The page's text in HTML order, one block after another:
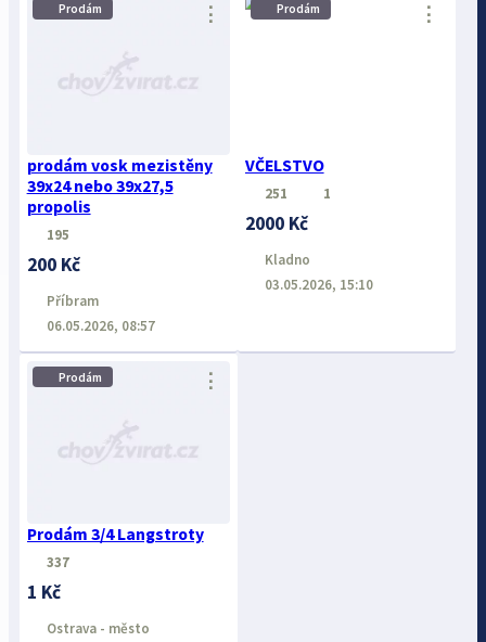
Prodám
prodám vosk mezistěny
39x24 nebo 39x27,5
propolis
⋮
195
200 Kč
Příbram
06.05.2026, 08:57
Prodám
VČELSTVO
⋮
251 1
2000 Kč
Kladno
03.05.2026, 15:10
Prodám
Prodám 3/4 Langstroty
⋮
337
1 Kč
Ostrava - město